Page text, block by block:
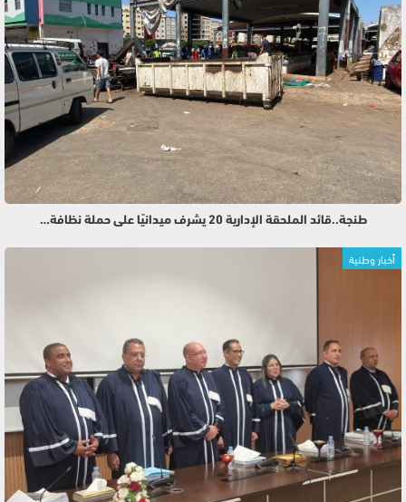
طنجة..قائد الملحقة الإدارية 20 يشرف ميدانيًا على حملة نظافة…
أخبار وطنية